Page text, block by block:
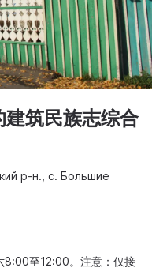
建筑民族志综合
р-н., с. Большие
至12:00。注意：仅接